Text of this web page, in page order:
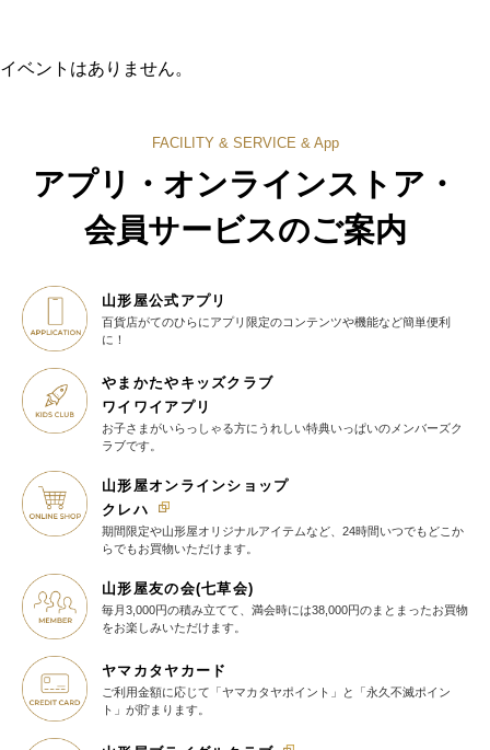
イベントはありません。
FACILITY & SERVICE & App
アプリ・オンラインストア・
会員サービスのご案内
山形屋公式アプリ
百貨店がてのひらにアプリ限定のコンテンツや機能など簡単便利
に！
やまかたやキッズクラブ
ワイワイアプリ
お子さまがいらっしゃる方に うれしい特典いっぱいの メンバーズク
ラブです。
山形屋オンラインショップ
クレハ
期間限定や山形屋オリジナルアイテムなど、24時間いつでもどこか
らでもお買物いただけます。
山形屋友の会(七草会)
毎月3,000円の積み立てて、満会時には38,000円のまとまったお買物
をお楽しみいただけます。
ヤマカタヤカード
ご利用金額に応じて 「ヤマカタヤポイント」と
「永久不滅ポイン
ト」が貯まります。